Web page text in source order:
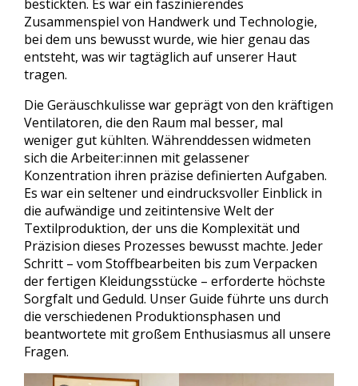
bestickten. Es war ein faszinierendes
Zusammenspiel von Handwerk und Technologie,
bei dem uns bewusst wurde, wie hier genau das
entsteht, was wir tagtäglich auf unserer Haut
tragen.
Die Geräuschkulisse war geprägt von den kräftigen
Ventilatoren, die den Raum mal besser, mal
weniger gut kühlten. Währenddessen widmeten
sich die Arbeiter:innen mit gelassener
Konzentration ihren präzise definierten Aufgaben.
Es war ein seltener und eindrucksvoller Einblick in
die aufwändige und zeitintensive Welt der
Textilproduktion, der uns die Komplexität und
Präzision dieses Prozesses bewusst machte. Jeder
Schritt – vom Stoffbearbeiten bis zum Verpacken
der fertigen Kleidungsstücke – erforderte höchste
Sorgfalt und Geduld. Unser Guide führte uns durch
die verschiedenen Produktionsphasen und
beantwortete mit großem Enthusiasmus all unsere
Fragen.